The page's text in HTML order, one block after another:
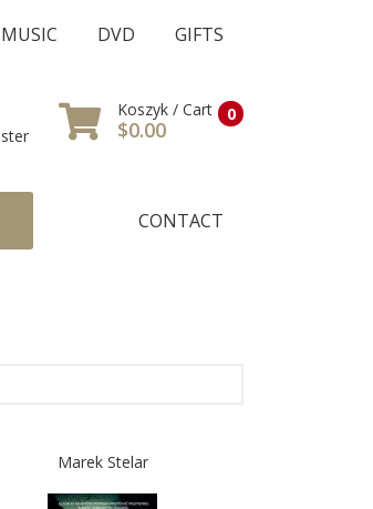
MUSIC DVD GIFTS
0
Koszyk / Cart
$0.00
CONTACT
Marek Stelar